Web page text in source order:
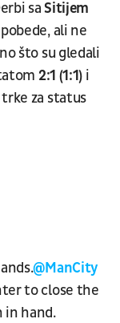
saSitijem
ali ne
što su gledali
2:1 (1:1) i
za status
@ManCity
to close the
in hand.